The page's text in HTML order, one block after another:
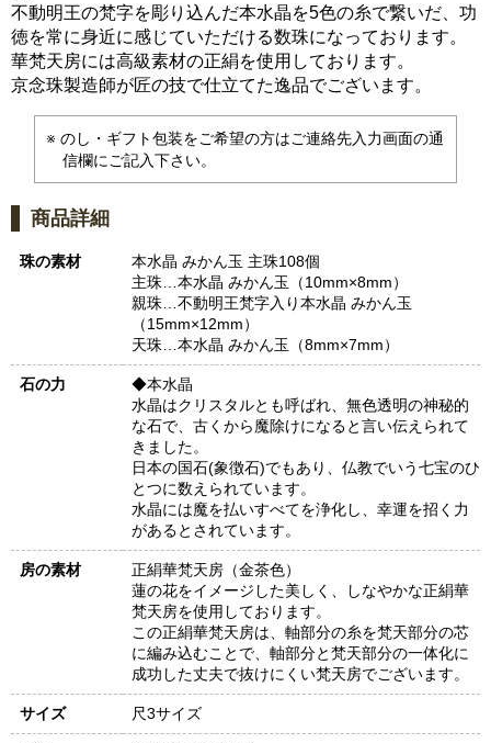
不動明王の梵字を彫り込んだ本水晶を5色の糸で繋いだ、功
徳を常に身近に感じていただける数珠になっております。
華梵天房には高級素材の正絹を使用しております。
京念珠製造師が匠の技で仕立てた逸品でございます。
のし・ギフト包装をご希望の方はご連絡先入力画面の通
信欄にご記入下さい。
商品詳細
珠の素材
本水晶 みかん玉 主珠108個
主珠…本水晶 みかん玉（10mm×8mm）
親珠…不動明王梵字入り本水晶 みかん玉
（15mm×12mm）
天珠…本水晶 みかん玉（8mm×7mm）
石の力
◆本水晶
水晶はクリスタルとも呼ばれ、無色透明の神秘的
な石で、古くから魔除けになると言い伝えられて
きました。
日本の国石(象徴石)でもあり、仏教でいう七宝のひ
とつに数えられています。
水晶には魔を払いすべてを浄化し、幸運を招く力
があるとされています。
房の素材
正絹華梵天房（金茶色）
蓮の花をイメージした美しく、しなやかな正絹華
梵天房を使用しております。
この正絹華梵天房は、軸部分の糸を梵天部分の芯
に編み込むことで、軸部分と梵天部分の一体化に
成功した丈夫で抜けにくい梵天房でございます。
サイズ 尺3サイズ